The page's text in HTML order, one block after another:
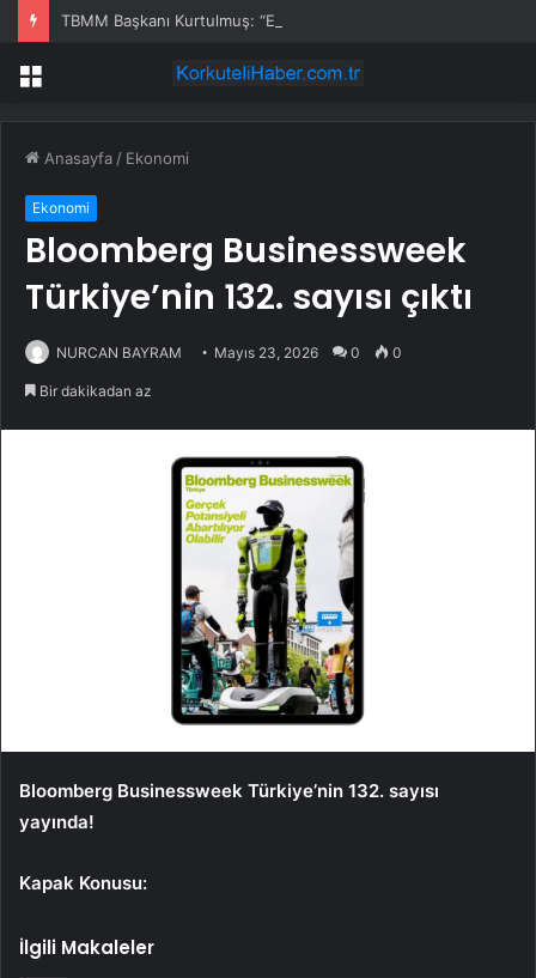
Menü
Anasayfa / Ekonomi
Ekonomi
Bloomberg Businessweek
Türkiye’nin 132. sayısı çıktı
NURCAN BAYRAM Mayıs 23, 2026 0 0
Bir dakikadan az
Bloomberg Businessweek Türkiye’nin 132. sayısı
yayında!
Kapak Konusu:
İlgili Makaleler